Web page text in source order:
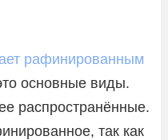
рафинированным
основные виды.
распространённые.
так как